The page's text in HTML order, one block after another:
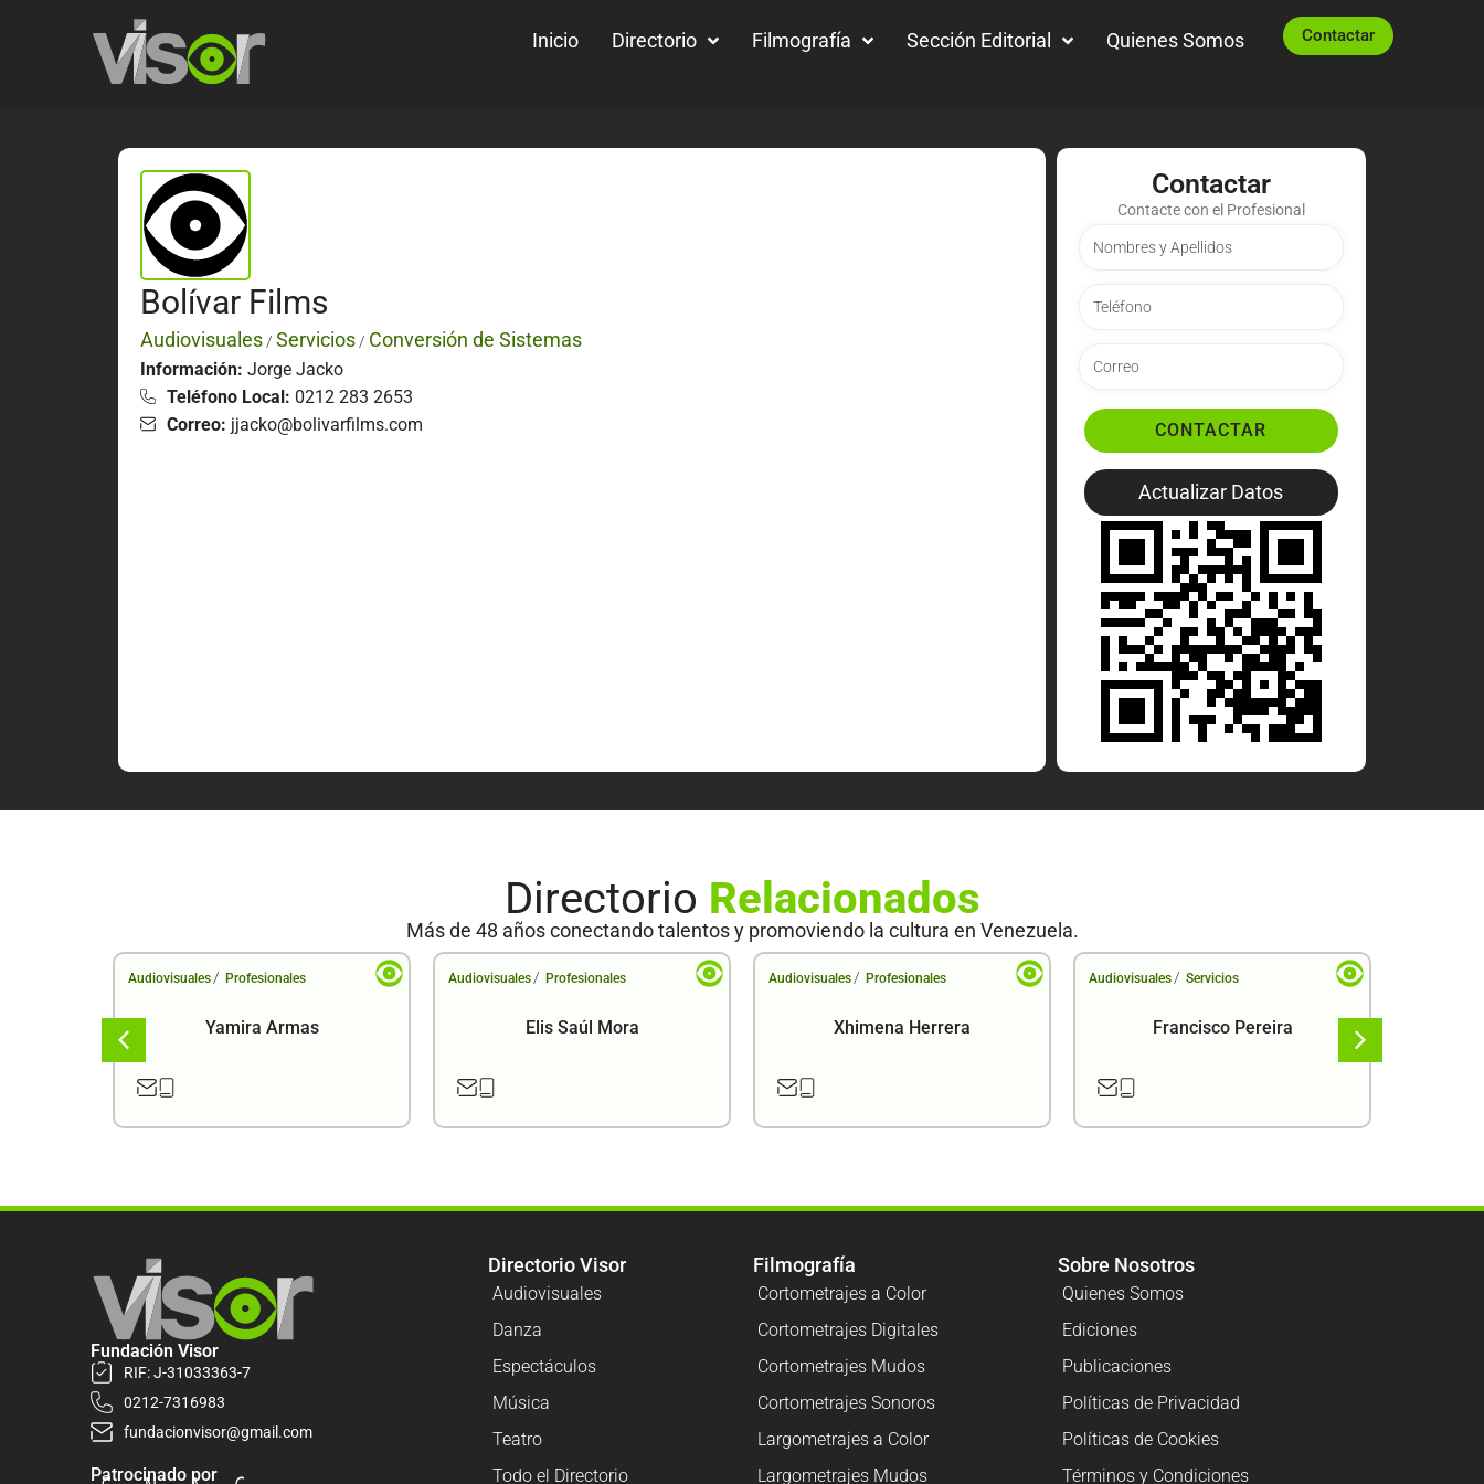
Inicio Directorio Filmografía Sección Editorial Quienes Somos Contactar
Bolívar Films
Audiovisuales / Servicios / Conversión de Sistemas
Información: Jorge Jacko
Teléfono Local: 0212 283 2653
Correo: jjacko@bolivarfilms.com
Contactar
Contacte con el Profesional
CONTACTAR
Actualizar Datos
Directorio Relacionados
Más de 48 años conectando talentos y promoviendo la cultura en Venezuela.
Audiovisuales / Profesionales
Yamira Armas
Audiovisuales / Profesionales
Elis Saúl Mora
Audiovisuales / Profesionales
Xhimena Herrera
Audiovisuales / Servicios
Francisco Pereira
Fundación Visor
RIF: J-31033363-7
0212-7316983
fundacionvisor@gmail.com
Patrocinado por
Directorio Visor
Audiovisuales
Danza
Espectáculos
Música
Teatro
Todo el Directorio
Filmografía
Cortometrajes a Color
Cortometrajes Digitales
Cortometrajes Mudos
Cortometrajes Sonoros
Largometrajes a Color
Largometrajes Mudos
Sobre Nosotros
Quienes Somos
Ediciones
Publicaciones
Políticas de Privacidad
Políticas de Cookies
Términos y Condiciones